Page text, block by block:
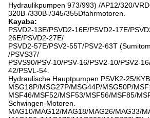
Hydraulikpumpen 973/993) /AP12/320/
320B-/330B-/345/355Dfahrmotoren.
Kayaba:
PSVD2-13E/PSVD2-16E/PSVD2-17E/
26E/PSVD2-27E/
PSVD2-57E/PSV2-55T/PSV2-63T
/PSVS37/
PSVS90/PSV-10/PSV-16/PSV2-10/PSV2-
42/PSVL-54.
Hydraulische Hauptpumpen PSVK2-25/
MSG18P/MSG27P/MSG44P/MSG50P/
MSF46/MSF52/MSF53/MSF56/MSF85/
Schwingen-Motoren.
MAG10/MAG12/MAG18/MAG26/MAG33/